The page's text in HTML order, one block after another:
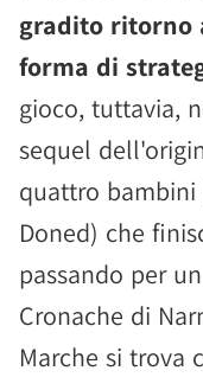
gradito ritorno
forma di
gioco, tuttavia,
sequel
quattro bambini
Doned) che
passando per
Cronache di
Marche si trova